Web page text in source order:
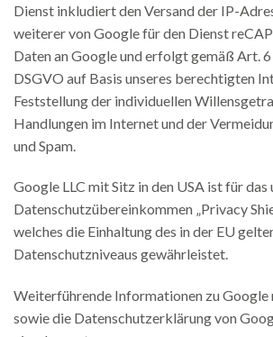
Dienst inkludiert den Versand der IP-
weiterer von Google für den Dienst
Daten an Google und erfolgt gemäß Art.
DSGVO auf Basis unseres berechtigten
Feststellung der individuellen
Handlungen im Internet und der
und Spam.
Google LLC mit Sitz in den USA ist für das
Datenschutzübereinkommen „Privacy
welches die Einhaltung des in der EU
Datenschutzniveaus gewährleistet.
Weiterführende Informationen zu
sowie die Datenschutzerklärung von